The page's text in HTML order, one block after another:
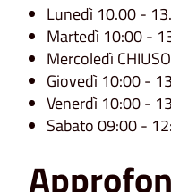
Lunedì 10.00 -
Martedì 10:00 -
Mercoledì CHIUSO
Giovedì 10:00 -
Venerdì 10:00 -
Sabato 09:00 -